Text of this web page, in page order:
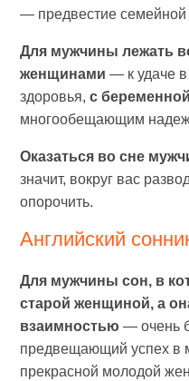
— предвестие семейной
Для мужчины лежать
женщинами — к удаче
здоровья,с беременной
многообещающим
Оказаться во сне
значит, вокруг вас
опорочить.
Английский
Для мужчины сон, в
старой женщиной, а
взаимностью — очень
предвещающий успех в
прекрасной молодой